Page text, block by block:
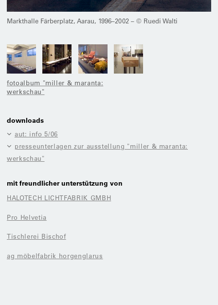
Markthalle Färberplatz, Aarau, 1996–2002 – © Ruedi Walti
fotoalbum "miller & maranta:
werkschau"
downloads
aut: info 5/06
presseunterlagen zur ausstellung "miller & maranta:
werkschau"
mit freundlicher unterstützung von
HALOTECH LICHTFABRIK GMBH
Pro Helvetia
Tischlerei Bischof
ag möbelfabrik horgenglarus